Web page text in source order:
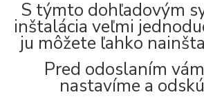
S týmto dohľadovým
inštalácia veľmi
ju môžete ľahko
Pred odoslaním
nastavíme a